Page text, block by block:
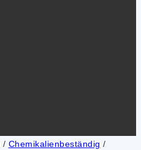
/ Chemikalienbeständig /